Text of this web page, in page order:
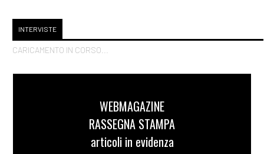
INTERVISTE
CARICAMENTO IN CORSO...
WEBMAGAZINE
RASSEGNA STAMPA
articoli in evidenza